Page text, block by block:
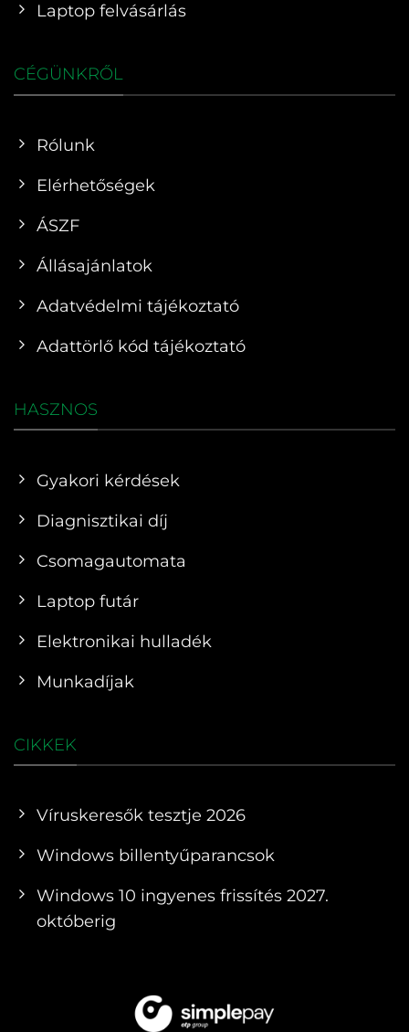
Laptop felvásárlás
CÉGÜNKRŐL
Rólunk
Elérhetőségek
ÁSZF
Állásajánlatok
Adatvédelmi tájékoztató
Adattörlő kód tájékoztató
HASZNOS
Gyakori kérdések
Diagnisztikai díj
Csomagautomata
Laptop futár
Elektronikai hulladék
Munkadíjak
CIKKEK
Víruskeresők tesztje 2026
Windows billentyűparancsok
Windows 10 ingyenes frissítés 2027.
októberig